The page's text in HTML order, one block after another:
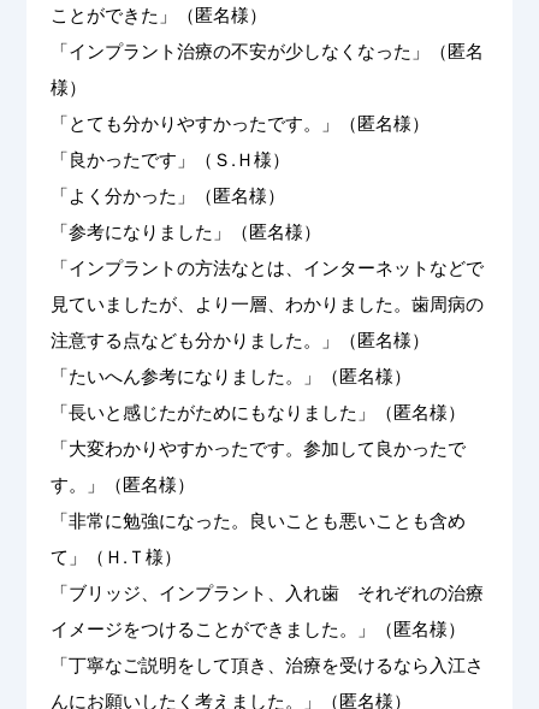
ことができた」（匿名様）
「インプラント治療の不安が少しなくなった」（匿名
様）
「とても分かりやすかったです。」（匿名様）
「良かったです」（Ｓ.Ｈ様）
「よく分かった」（匿名様）
「参考になりました」（匿名様）
「インプラントの方法なとは、インターネットなどで
見ていましたが、より一層、わかりました。歯周病の
注意する点なども分かりました。」（匿名様）
「たいへん参考になりました。」（匿名様）
「長いと感じたがためにもなりました」（匿名様）
「大変わかりやすかったです。参加して良かったで
す。」（匿名様）
「非常に勉強になった。良いことも悪いことも含め
て」（Ｈ.Ｔ様）
「ブリッジ、インプラント、入れ歯 それぞれの治療
イメージをつけることができました。」（匿名様）
「丁寧なご説明をして頂き、治療を受けるなら入江さ
んにお願いしたく考えました。」（匿名様）